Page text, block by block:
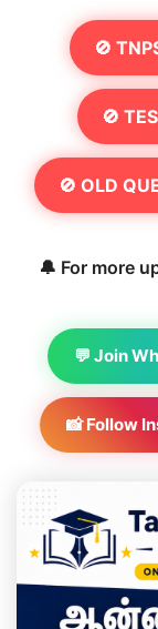
🚫
🚫
🚫 OLD
🔔 For more
💬 Join
📸 Follow